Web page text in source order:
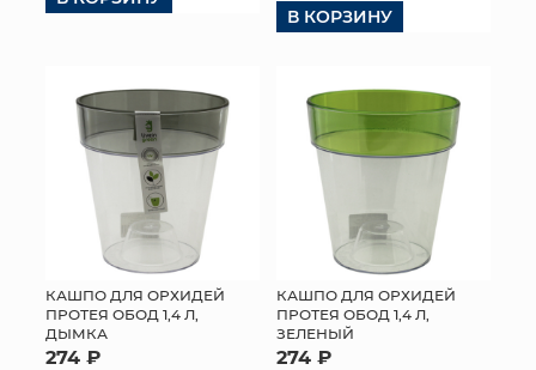
В КОРЗИНУ
КАШПО ДЛЯ ОРХИДЕЙ
ПРОТЕЯ ОБОД 1,4 Л,
ДЫМКА
274 ₽
КАШПО ДЛЯ ОРХИДЕЙ
ПРОТЕЯ ОБОД 1,4 Л,
ЗЕЛЕНЫЙ
274 ₽